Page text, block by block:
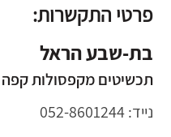
פרטי התקשרות:
בת-שבע הראל
תכשיטים מקפסולות קפה
נייד: 052-8601244